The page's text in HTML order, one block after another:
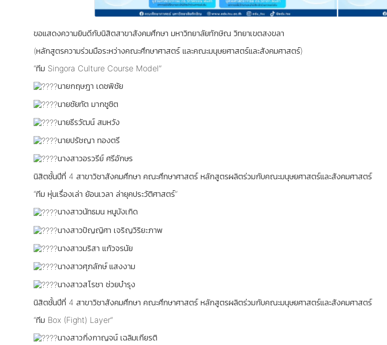
ขอแสดงความยินดีกับนิสิตสาขาสังคมศึกษา มหาวิทยาลัยทักษิณ วิทยาเขตสงขลา
(หลักสูตรความร่วมมือระหว่างคณะศึกษาศาสตร์ และคณะมนุษยศาสตร์และสังคมศาสตร์)
“ทีม Singora Culture Course Model”
นายกฤษฎา เดชพิชัย
นายชัยทัต มากชูชิต
นายธีรวัฒน์ สมหวัง
นายปรัชญา ทองตรี
นางสาวอรวรีย์ ศรีอักษร
นิสิตชั้นปีที่ 4 สาขาวิชาสังคมศึกษา คณะศึกษาศาสตร์ หลักสูตรผลิตร่วมกับคณะมนุษยศาสตร์และสังคมศาสตร์
“ทีม หุ่นเรื่องเล่า ย้อนเวลา ล่ายุคประวัติศาสตร์”
นางสาวนัทธมน หนูบังเกิด
นางสาวปัญญิศา เจริญวิริยะภาพ
นางสาวมริสา แก้วจรนัย
นางสาวศุภลักษ์ แสงงาม
นางสาวสโรชา ช่วยบำรุง
นิสิตชั้นปีที่ 4 สาขาวิชาสังคมศึกษา คณะศึกษาศาสตร์ หลักสูตรผลิตร่วมกับคณะมนุษยศาสตร์และสังคมศาสตร์
“ทีม Box (Fight) Layer”
นางสาวกิ่งกาญจน์ เฉลิมเกียรติ